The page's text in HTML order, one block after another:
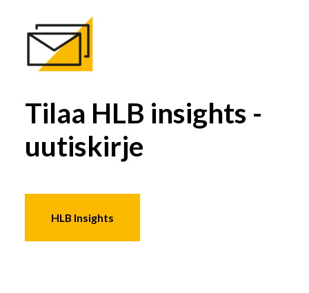
Tilaa HLB insights -
uutiskirje
HLB Insights